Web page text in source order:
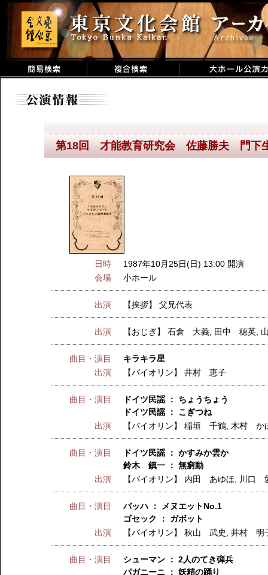
第18回 才能教育研究会 佐藤勝夫 門下
日時
1987年10月25日(日) 13:00 開演
会場
小ホール
出演 【挨拶】父兄代表
出演 【おじぎ】石倉 大義 田中 穂英
曲目・演目
キラキラ星
出演
【バイオリン】井村 恵子
曲目・演目
ドイツ民謡 ： ちょうちょう
ドイツ民謡 ： こぎつね
出演
【バイオリン】稲垣 千鶴 木村 か
曲目・演目
ドイツ民謡 ： かすみか雲か
鈴木 鎮一 ： 無窮動
出演
【バイオリン】 内田 あゆほ 川口
曲目・演目
バッハ ： メヌエットNo.1
ゴセック ： ガボット
出演
【バイオリン】秋山 武史 ,井村 明
曲目・演目
シューマン ： 2人のてき弾兵
パガニーニ ： 妖精の踊り